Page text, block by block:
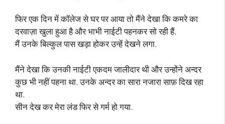
फिर एक दिन में कॉलेज से घर पर आया तो मैंने देखा कि कमरे का
दरवाज़ा खुला हुआ है और भाभी नाईटी पहनकर सो रही हैं.
मैं उनके बिल्कुल पास खड़ा होकर उन्हें देखने लगा.
मैंने देखा कि उनकी नाईटी एकदम जालीदार थी और उन्होंने अन्दर
कुछ भी नहीं पहना था. उनके अन्दर का सारा नजारा साफ़ दिख रहा
था.
सीन देख कर मेरा लंड फिर से गर्म हो गया.